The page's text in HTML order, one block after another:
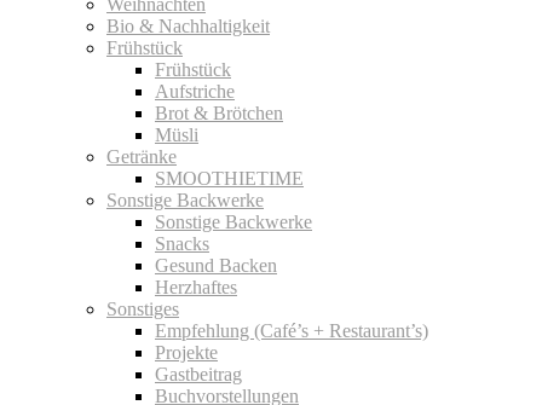
Bio & Nachhaltigkeit
Frühstück
Frühstück
Aufstriche
Brot & Brötchen
Müsli
Getränke
SMOOTHIETIME
Sonstige Backwerke
Sonstige Backwerke
Snacks
Gesund Backen
Herzhaftes
Sonstiges
Empfehlung (Café’s + Restaurant’s)
Projekte
Gastbeitrag
Buchvorstellungen